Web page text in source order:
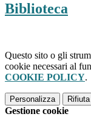
Biblioteca
Questo sito o gli
cookie necessari al
COOKIE POLICY.
Personalizza
Gestione cookie